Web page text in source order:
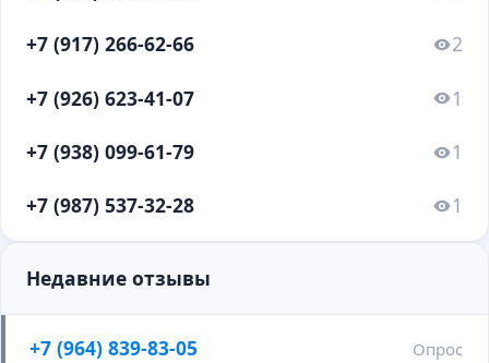
+7 (917) 266-62-66 2
+7 (926) 623-41-07 1
+7 (938) 099-61-79 1
+7 (987) 537-32-28 1
Недавние отзывы
+7 (964) 839-83-05 Опрос